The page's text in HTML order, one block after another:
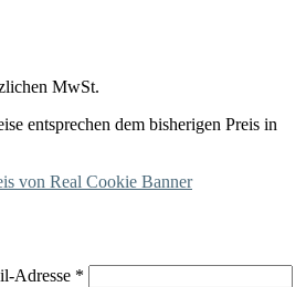
MwSt.
entsprechen dem bisherigen Preis in
von Real Cookie Banner
Adresse *